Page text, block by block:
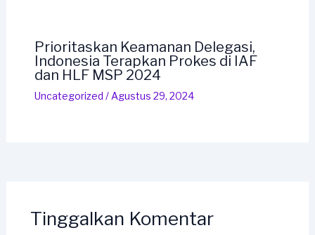
Prioritaskan Keamanan Delegasi,
Indonesia Terapkan Prokes di IAF
dan HLF MSP 2024
Uncategorized / Agustus 29, 2024
Tinggalkan Komentar